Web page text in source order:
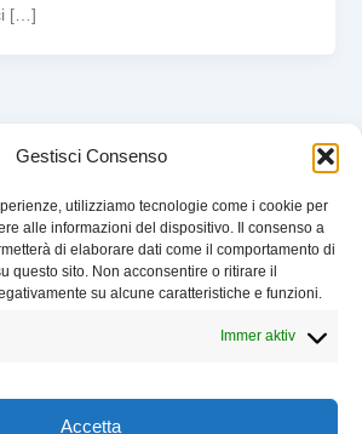
Gestisci Consenso
utilizziamo tecnologie come i cookie per
alle informazioni del dispositivo. Il consenso a
di elaborare dati come il comportamento di
questo sito. Non acconsentire o ritirare il
su alcune caratteristiche e funzioni.
Immer aktiv
Accetta
[…]
VERANSTALTUNGEN
WER WIR SIND
UNTERSTÜTZEN
– Libellula Book Club